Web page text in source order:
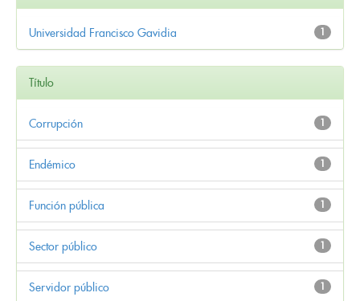
1
Universidad Francisco Gavidia
Título
1
Corrupción
1
Endémico
1
Función pública
1
Sector público
1
Servidor público